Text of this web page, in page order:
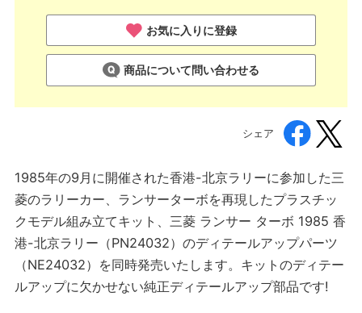
お気に入りに登録
商品について問い合わせる
シェア
1985年の9月に開催された香港-北京ラリーに参加した三
菱のラリーカー、ランサーターボを再現したプラスチッ
クモデル組み立てキット、三菱 ランサー ターボ 1985 香
港-北京ラリー（PN24032）のディテールアップパーツ
（NE24032）を同時発売いたします。キットのディテー
ルアップに欠かせない純正ディテールアップ部品です!